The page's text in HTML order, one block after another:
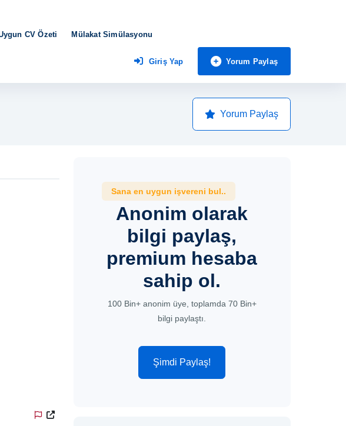
CV Özeti Mülakat Simülasyonu
Giriş Yap Yorum Paylaş
Yorum Paylaş
Sana en uygun işvereni bul..
Anonim olarak
bilgi paylaş,
premium hesaba
sahip ol.
100 Bin+ anonim üye, toplamda 70 Bin+
bilgi paylaştı.
Şimdi Paylaş!